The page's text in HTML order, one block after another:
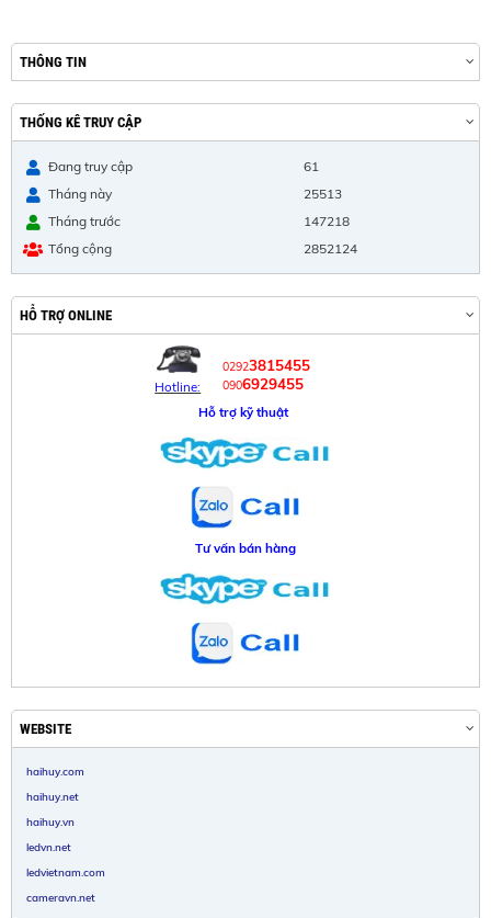
THÔNG TIN
THỐNG KÊ TRUY CẬP
Đang truy cập
61
Tháng này
25513
Tháng trước
147218
Tổng cộng
2852124
HỖ TRỢ ONLINE
Hotline:
02923815455
0906929455
Hỗ trợ kỹ thuật
Tư vấn bán hàng
WEBSITE
haihuy.com
haihuy.net
haihuy.vn
ledvn.net
ledvietnam.com
cameravn.net